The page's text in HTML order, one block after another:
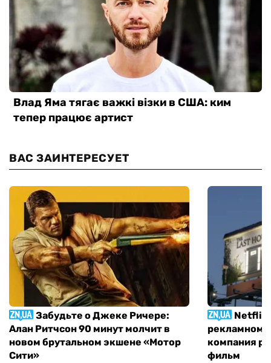
ВАС ЗАИНТЕРЕСУЕТ
Забудьте о Джеке Ричере:
Алан Ритчсон 90 минут молчит в
новом брутальном экшене «Мотор
Сити»
Netflix
рекламном
компания
фильм